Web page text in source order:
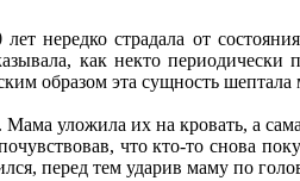
нередко страдала от
как некто
образом эта сущность
уложила их на кровать, а
что кто-то снова
перед тем ударив маму по